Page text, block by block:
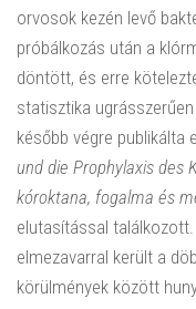
orvosok kezén levő
próbálkozás után a
döntött, és erre
statisztika
később végre publikálta
und die Prophylaxis des
kóroktana, fogalma és
elutasítással
elmezavarral került a
körülmények között